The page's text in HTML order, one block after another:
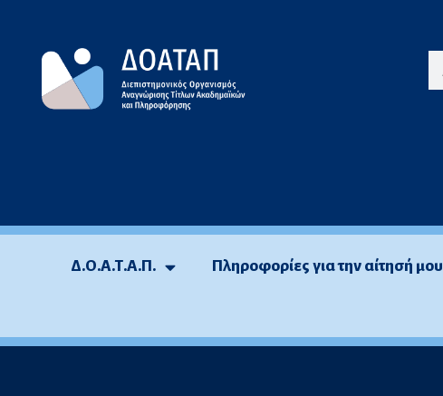
Δ.Ο.Α.Τ.Α.Π. Πληροφορίες για την αίτησή μου